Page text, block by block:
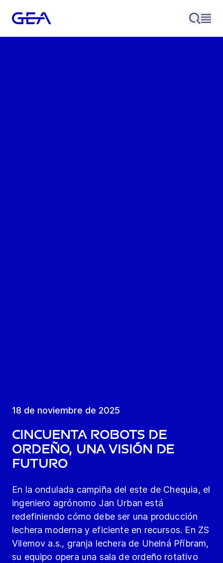
18 de noviembre de 2025
Cincuenta robots de
ordeño, una visión de
futuro
En la ondulada campiña del este de Chequia, el
ingeniero agrónomo Jan Urban está
redefiniendo cómo debe ser una producción
lechera moderna y eficiente en recursos. En ZS
Vilemov a.s., granja lechera de Uhelná Příbram,
su equipo opera una sala de ordeño rotativo